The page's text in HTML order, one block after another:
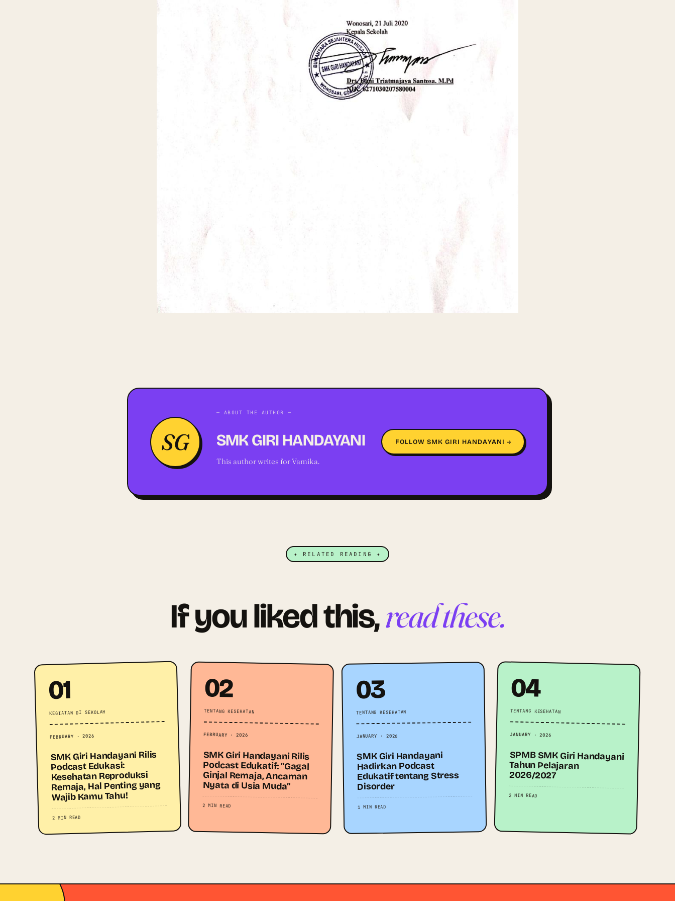
SG
— ABOUT THE AUTHOR —
SMK GIRI HANDAYANI
This author writes for Vamika.
FOLLOW SMK GIRI HANDAYANI →
✦ RELATED READING ✦
If you liked this,read these.
01
KEGIATAN DI SEKOLAH
FEBRUARY · 2026
SMK Giri Handayani Rilis
Podcast Edukasi:
Kesehatan Reproduksi
Remaja, Hal Penting yang
Wajib Kamu Tahu!
2 MIN READ
02
TENTANG KESEHATAN
FEBRUARY · 2026
SMK Giri Handayani Rilis
Podcast Edukatif: “Gagal
Ginjal Remaja, Ancaman
Nyata di Usia Muda”
2 MIN READ
03
TENTANG KESEHATAN
JANUARY · 2026
SMK Giri Handayani
Hadirkan Podcast
Edukatif tentang Stress
Disorder
1 MIN READ
04
TENTANG KESEHATAN
JANUARY · 2026
SPMB SMK Giri Handayani
Tahun Pelajaran
2026/2027
2 MIN READ